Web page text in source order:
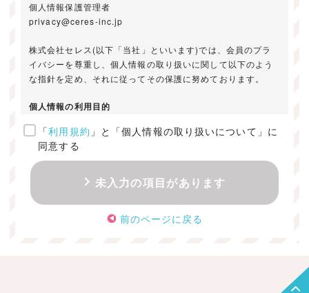
個人情報保護管理者
privacy@ceres-inc.jp
株式会社セレス(以下「当社」といいます)では、会員のプラ
イバシーを尊重し、個人情報の取り扱いに関して以下のよう
な指針を定め、それに従ってその保護に努めております。
個人情報の利用目的
ご提供いただきました個人情報は、以下のためにのみ利用い
たします。
・お問い合わせに対する回答及び資料送付のご連絡
・当社のお客様向けサービスの提供
・本人確認
・サービスの開発・改善のための分析
「利用規約 」と「個人情報の取り扱いについて」に
同意する
未入力の項目があります
前のページに戻る